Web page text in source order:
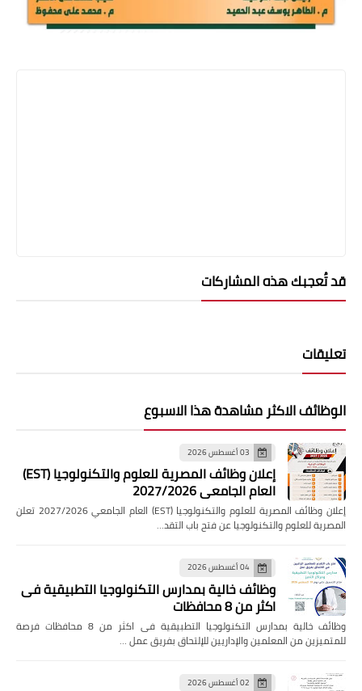
قد تُعجبك هذه المشاركات
تعليقات
الوظائف الاكثر مشاهدة هذا الاسبوع
03 أغسطس 2026
إعلان وظائف المصرية للعلوم والتكنولوجيا (EST)
العام الجامعي 2027/2026
إعلان وظائف المصرية للعلوم والتكنولوجيا (EST) العام الجامعي 2027/2026 تعلن
المصرية للعلوم والتكنولوجيا عن فتح باب التقد…
04 أغسطس 2026
وظائف خالية بمدارس التكنولوجيا التطبيقية فى
اكثر من 8 محافظات
وظائف خالية بمدارس التكنولوجيا التطبيقية فى اكثر من 8 محافظات فرصة
للمتميزين من المعلمين والإداريين للإلتحاق بفريق عمل …
02 أغسطس 2026